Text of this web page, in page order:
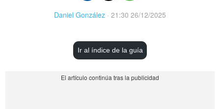
Daniel González · 21:30 26/12/2025
Ir al índice de la guía